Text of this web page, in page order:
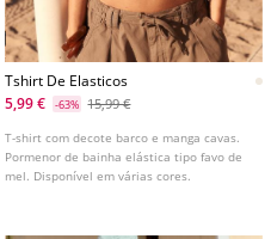
Tshirt De Elasticos
5,99 €
-63% 15,99 €
T-shirt com decote barco e manga cavas.
Pormenor de bainha elástica tipo favo de
mel. Disponível em várias cores.